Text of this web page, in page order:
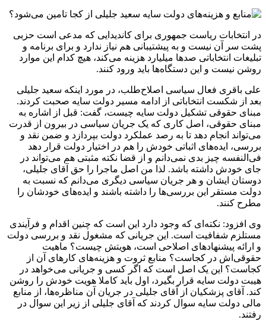
در انتخابات ریاست جمهوری برای کاندیدایی که مدعی است حزبی
پشت سر آن نیست و به پیشتیبانی هم نیاز ندارد و برای برنامه و
تبلیغات انتخاباتی صدها میلیارد هزینه می‌کند، هیچ کدام این موارد
روشن نیست و این دستگاه‌ها باید ورود کنند.
علی باقری فعال سیاسی اصلاح‌طلب، در مورد اینکه سعید جلیلی
بعد از شکست انتخاباتی از ادامه مسیر دولت سایه صحبت کردند.
مبنای حقوقی تشکیل دولت سایه چیست، گفت: قبل از اشاره به
مبنای حقوقی، اصل کاری که یک جریان سیاسی در بیرون از قدرت
می‌تواند انجام دهد تا به رصد عملکرد دولت بپردازد و ضمن نقد و
بررسی، ایده‌های اثباتی خودش را هم در اختیار دولت قرار دهد
فی‌النفسه چیز بدی نمی‌دانم و از قضا نکته مثبتی هم می‌تواند در
جای خودش داشته باشد. لذا من اصل ماجرا را حق آقای جلیلی،
دوستان ایشان و هر جریان سیاسی دیگری می‌دانم که نسبت به
دولت مستقر این بررسی‌ها را داشته باشند و ایده‌های خودشان را
مطرح کنند.
وی افزود: نکته‌ای که وجود دارد این است که چنین اقدام و فرآیندی
مستلزم شفافیت است. این جریانی که مشغول نقد و بررسی دولت
و ارائه پیشنهادهای اصلاحی است، هویتش چیست؟ ماهیت
حقوقی‌اش در کجاست؟ منابع ثروت و هزینه‌های کارهای آن از
کجاست؟ این یک اصل است که اگر کسی و جریانی می‌خواهد در
هیبت دولت سایه قرار بگیرد، اول باید کاملا هویت خودش را روشن
کند. آقای پزشکیان از آقای جلیلی در جریان آن مناظره‌ها، از منابع
مالی دولت سایه سوال کردند که آقای جلیلی از زیر این سوال در
رفتند.